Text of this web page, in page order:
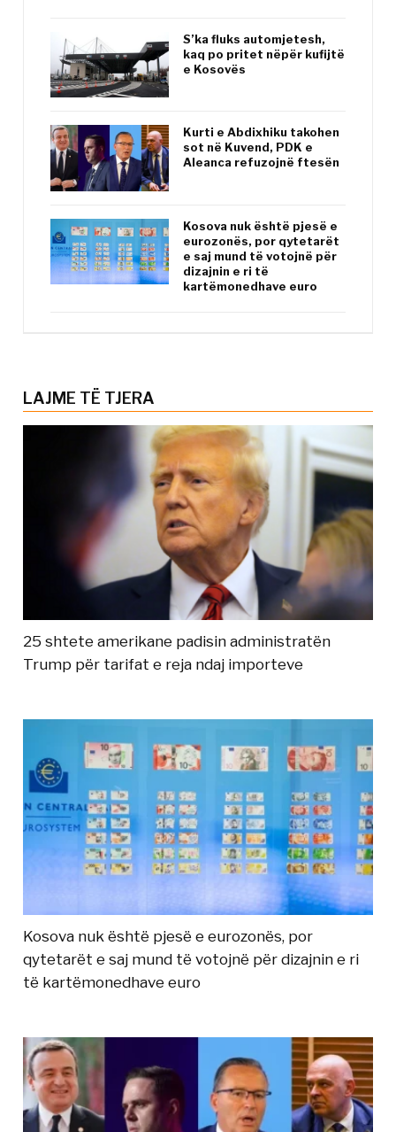
S’ka fluks automjetesh,
kaq po pritet nëpër kufijtë
e Kosovës
Kurti e Abdixhiku takohen
sot në Kuvend, PDK e
Aleanca refuzojnë ftesën
Kosova nuk është pjesë e
eurozonës, por qytetarët
e saj mund të votojnë për
dizajnin e ri të
kartëmonedhave euro
LAJME TË TJERA
25 shtete amerikane padisin administratën
Trump për tarifat e reja ndaj importeve
Kosova nuk është pjesë e eurozonës, por
qytetarët e saj mund të votojnë për dizajnin e ri
të kartëmonedhave euro